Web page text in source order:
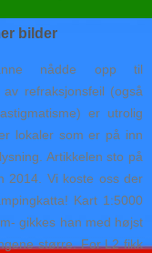
bilder
nådde opp til
refraksjonsfeil (også
er utrolig
lokaler som er på inn
Artikkelen sto på
2014. Vi koste oss der
Kart 1:5000
gikkes han med højst
større. For L2 fikk